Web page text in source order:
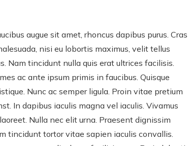
augue sit amet, rhoncus dapibus purus. Cras
nisi eu lobortis maximus, velit tellus
Nam tincidunt nulla quis erat ultrices facilisis.
ac ante ipsum primis in faucibus. Quisque
Nunc ac semper ligula. Proin vitae pretium
In dapibus iaculis magna vel iaculis. Vivamus
Nulla nec elit urna. Praesent dignissim
tincidunt tortor vitae sapien iaculis convallis.